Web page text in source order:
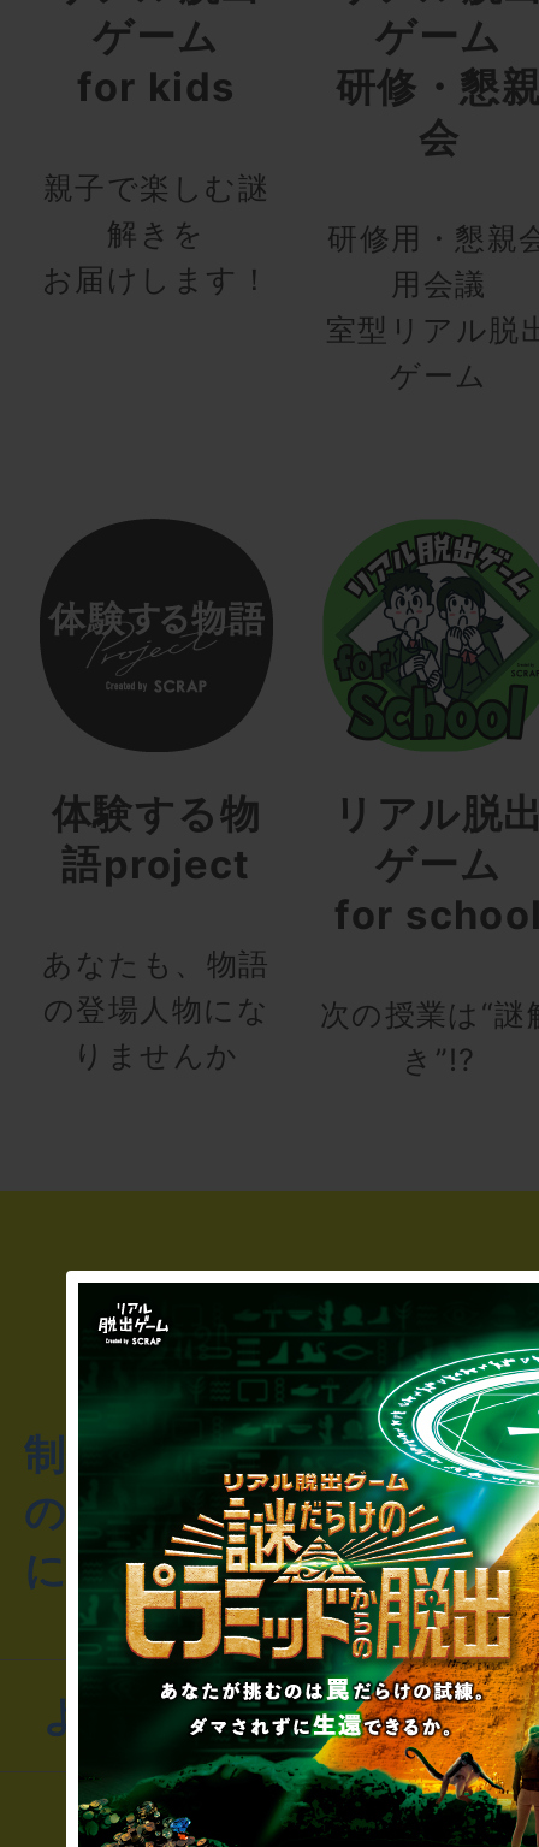
ゲーム
for kids
親子で楽しむ謎
解きを
お届けします！
ゲーム
研修・懇
会
研修用・懇親
用会議
室型リアル脱
ゲーム
体験する物
語project
あなたも、物語
の登場人物にな
りませんか
リアル脱
ゲーム
for
次の授業は“謎
き”!?
制作のご相談・コラボレ
のお客様からのご質問や
にお問い合わせください
よくあるお問い合わせ